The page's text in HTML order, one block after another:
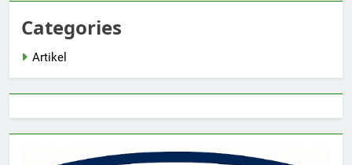
Categories
Artikel